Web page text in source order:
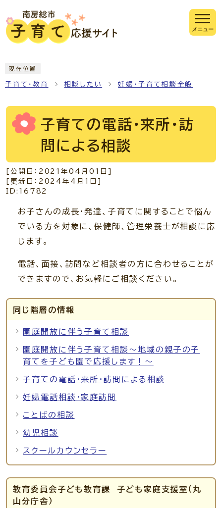
メニュー
現在位置
子育て・教育 相談したい 妊娠・子育て相談全般
子育ての電話・来所・訪
問による相談
[公開日： 2021年04月01日 ]
[更新日： 2024年4月1日 ]
ID:16782
お子さんの成長・発達、子育てに関することで悩ん
でいる方を対象に、保健師、管理栄養士が相談に応
じます。
電話、面接、訪問など相談者の方に合わせることが
できますので、お気軽にご相談ください。
同じ階層の情報
園庭開放に伴う子育て相談
園庭開放に伴う子育て相談～地域の親子の子
育てを子ども園で応援します！～
子育ての電話・来所・訪問による相談
妊婦電話相談・家庭訪問
ことばの相談
幼児相談
スクールカウンセラー
教育委員会子ども教育課 子ども家庭支援室（丸
山分庁舎）